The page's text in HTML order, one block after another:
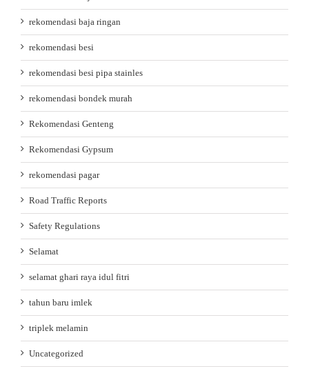
rekomendasi baja ringan
rekomendasi besi
rekomendasi besi pipa stainles
rekomendasi bondek murah
Rekomendasi Genteng
Rekomendasi Gypsum
rekomendasi pagar
Road Traffic Reports
Safety Regulations
Selamat
selamat ghari raya idul fitri
tahun baru imlek
triplek melamin
Uncategorized